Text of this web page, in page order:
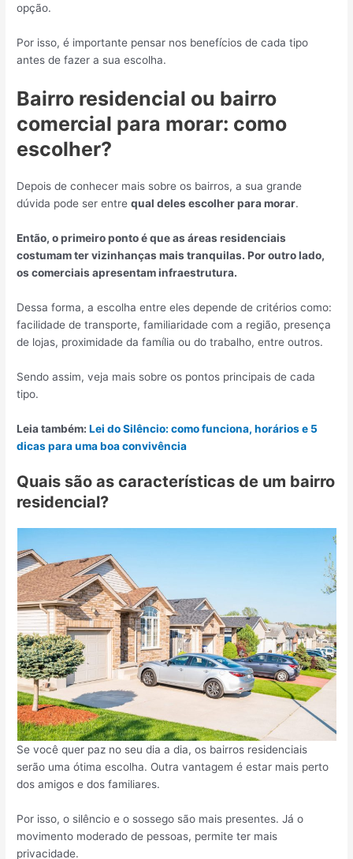
opção.
Por isso, é importante pensar nos benefícios de cada tipo
antes de fazer a sua escolha.
Bairro residencial ou bairro
comercial para morar: como
escolher?
Depois de conhecer mais sobre os bairros, a sua grande
dúvida pode ser entrequal deles escolher para morar.
Então, o primeiro ponto é que as áreas residenciais
costumam ter vizinhanças mais tranquilas. Por outro lado,
os comerciais apresentam infraestrutura.
Dessa forma, a escolha entre eles depende de critérios como:
facilidade de transporte, familiaridade com a região, presença
de lojas, proximidade da família ou do trabalho, entre outros.
Sendo assim, veja mais sobre os pontos principais de cada
tipo.
Leia também:Lei do Silêncio: como funciona, horários e 5
dicas para uma boa convivência
Quais são as características de um bairro
residencial?
Se você quer paz no seu dia a dia, os bairros residenciais
serão uma ótima escolha. Outra vantagem é estar mais perto
dos amigos e dos familiares.
Por isso, o silêncio e o sossego são mais presentes. Já o
movimento moderado de pessoas, permite ter mais
privacidade.